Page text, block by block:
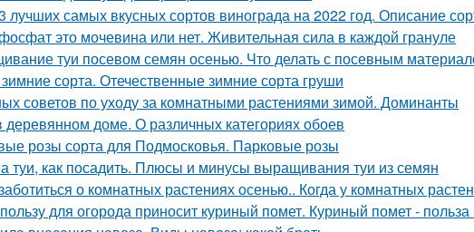
лучших самых вкусных сортов винограда на 2022 год. Описание
это мочевина или нет. Живительная сила в каждой грануле
туи посевом семян осенью. Что делать с посевным
сорта. Отечественные зимние сорта груши
советов по уходу за комнатными растениями зимой. Доминанты
доме. О различных категориях обоев
розы сорта для Подмосковья. Парковые розы
туи, как посадить. Плюсы и минусы выращивания туи из семян
о комнатных растениях осенью.. Когда у комнатных
для огорода приносит куриный помет. Куриный помет - польза